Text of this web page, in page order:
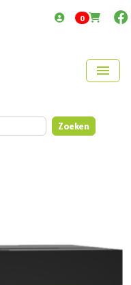
0items in cart
menu
Zoeken